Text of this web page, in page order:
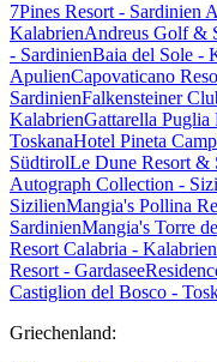
7Pines Resort - Sardinien
KalabrienAndreus Golf &
- SardinienBaia del Sole -
ApulienCapovaticano
SardinienFalkensteiner
KalabrienGattarella Puglia
ToskanaHotel Pineta
SüdtirolLe Dune Resort &
Autograph Collection -
SizilienMangia's Pollina
SardinienMangia's Torre
Resort Calabria - Kalabrien
Resort - Gardasee
Castiglion del Bosco -
Griechenland: